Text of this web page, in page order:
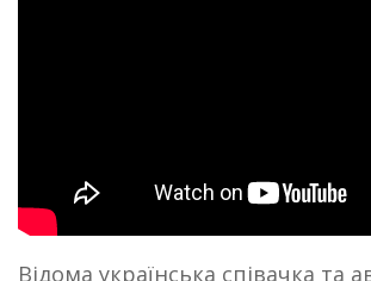
Відома українська співачка та